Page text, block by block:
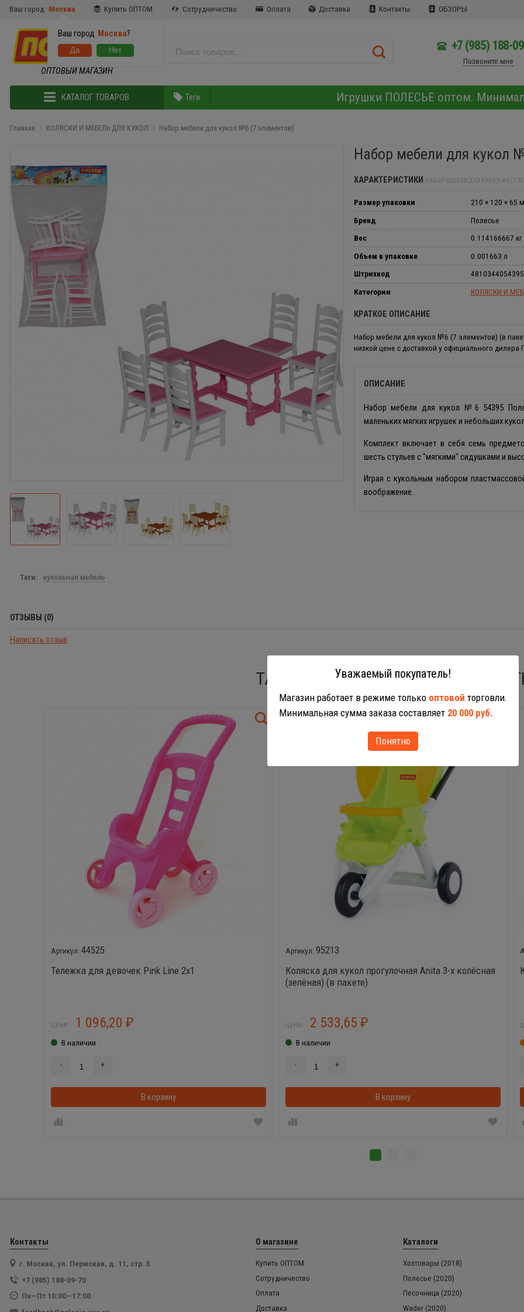
Ваш город: Москва
Ваш город Москва?
Купить ОПТОМ Сотрудничество Оплата Доставка Контакты ОБЗОРЫ
ОПТОВЫЙ МАГАЗИН
+7 (985) 188-
Позвоните мне
КАТАЛОГ ТОВАРОВ Теги Игрушки ПОЛЕСЬЕ оптом.
Главная КОЛЯСКИ И МЕБЕЛЬ ДЛЯ КУКОЛ Набор мебели для кукол №6 (7 элементов)
Набор мебели для кукол
ХАРАКТЕРИСТИКИ НАБОР МЕБЕЛИ ДЛЯ КУКОЛ №6 (7
Размер упаковки
210 × 120 × 65
Бренд
Полесье
Вес
0.114166667 кг
Объем в упаковке
0.001663 л
Штрихкод
4810344054395
Категории
КОЛЯСКИ И
КРАТКОЕ ОПИСАНИЕ
Набор мебели для кукол №6 (7 элементов) (в
низкой цене с доставкой у официального дилера
ОПИСАНИЕ
Набор мебели для кукол №6 54395
маленьких мягких игрушек и небольших
Комплект включает в себя семь
шесть стульев с "мягкими" сидушками и
Играя с кукольным набором
воображение.
Теги: кукольная мебель
ОТЗЫВЫ (0)
Написать отзыв
ТАКЖЕ ВАС МОГУТ
44525
Тележка для девочек Pink Line 2х1
ЦЕНА: 1 096,20 ₽
В наличии
- +
В корзину В корзинке
95213
Коляска для кукол прогулочная Anita 3-х колёсная
(зелёная) (в пакете)
ЦЕНА: 2 533,65 ₽
В наличии
- +
В корзину
Контакты
г. Москва, ул. Пермская, д. 11, стр. 5
+7 (985) 188-09-70
Пн—Пт 10:00—17:00
О магазине
Купить ОПТОМ
Сотрудничество
Оплата
Доставка
Каталоги
Хозтовары (2018)
Полесье (2020)
Песочница (2020)
Wader (2020)
Уважаемый покупатель!
Магазин работает в режиме только оптовой торговли.
Минимальная сумма заказа составляет 20 000 руб.
Понятно